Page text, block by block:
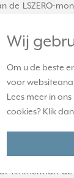
Wij
Om u de beste
voor
Lees meer in ons
cookies? Klik dan
LSZERO-
U kiest uit
voor een
met
behang of
kan
timmerman